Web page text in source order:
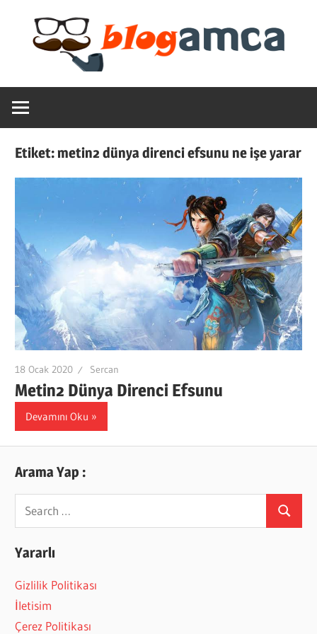
content
Blogamca
2025
Haber,
Blogların
Amcası
Etiket:metin2 dünya direnci efsunu ne işe yarar
18 Ocak 2020 Sercan
Metin2 Dünya Direnci Efsunu
Devamını Oku
Arama Yap :
Search
for:
Search
Yararlı
Gizlilik Politikası
İletisim
Çerez Politikası